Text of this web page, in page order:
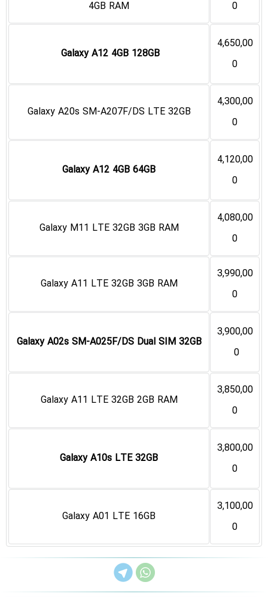
0
4GB RAM
4,650,00
0
Galaxy A12 4GB 128GB
4,300,00
0
Galaxy A20s SM-A207F/DS LTE 32GB
4,120,00
0
Galaxy A12 4GB 64GB
4,080,00
0
Galaxy M11 LTE 32GB 3GB RAM
3,990,00
0
Galaxy A11 LTE 32GB 3GB RAM
3,900,00
0
Galaxy A02s SM-A025F/DS Dual SIM 32GB
3,850,00
0
Galaxy A11 LTE 32GB 2GB RAM
3,800,00
0
Galaxy A10s LTE 32GB
3,100,00
0
Galaxy A01 LTE 16GB